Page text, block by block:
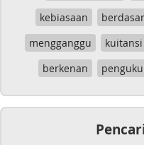
kebiasaan
mengganggu
kuitansi
berkenan